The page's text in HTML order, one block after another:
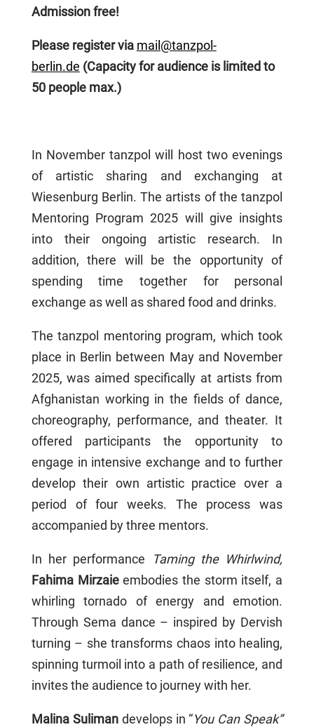
Admission free!
Please register via mail@tanzpol-
berlin.de (Capacity for audience is limited to
50 people max.)
In November tanzpol will host two evenings
of artistic sharing and exchanging at
Wiesenburg Berlin. The artists of the tanzpol
Mentoring Program 2025 will give insights
into their ongoing artistic research. In
addition, there will be the opportunity of
spending time together for personal
exchange as well as shared food and drinks.
The tanzpol mentoring program, which took
place in Berlin between May and November
2025, was aimed specifically at artists from
Afghanistan working in the fields of dance,
choreography, performance, and theater. It
offered participants the opportunity to
engage in intensive exchange and to further
develop their own artistic practice over a
period of four weeks. The process was
accompanied by three mentors.
In her performance
Taming the Whirlwind,
Fahima Mirzaieembodies the storm itself, a
whirling tornado of energy and emotion.
Through Sema dance – inspired by Dervish
turning – she transforms chaos into healing,
spinning turmoil into a path of resilience, and
invites the audience to journey with her.
Malina Sulimandevelops in “You Can Speak”